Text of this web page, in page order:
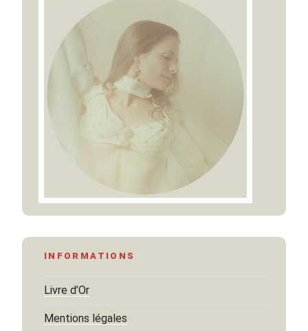
INFORMATIONS
Livre d’Or
Mentions légales